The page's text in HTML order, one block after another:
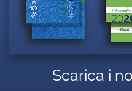
Scarica i